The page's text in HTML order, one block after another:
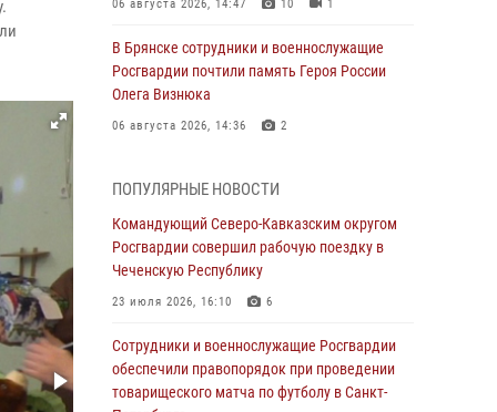
06 августа 2026, 14:47 10 1
В Брянске сотрудники и военнослужащие
Росгвардии почтили память Героя России
Олега Визнюка
06 августа 2026, 14:36 2
Росгвардии почтили память товарищей,
погибших при исполнении воинского долга
06 августа 2026, 13:29 5
В Центральном округе Росгвардии прошли
И.К. Яковлева
06 августа 2026, 13:24
ПОПУЛЯРНЫЕ НОВОСТИ
Командующий Северо-Кавказским округом
Росгвардии совершил рабочую поездку в
Чеченскую Республику
23 июля 2026, 16:10 6
Сотрудники и военнослужащие Росгвардии
обеспечили правопорядок при проведении
товарищеского матча по футболу в Санкт-